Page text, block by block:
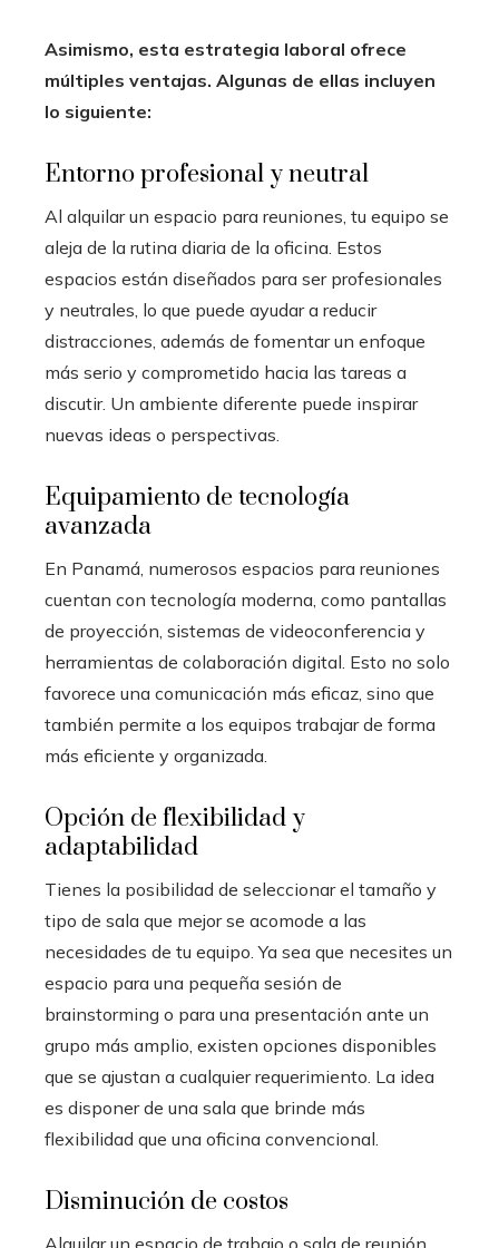
Asimismo, esta estrategia laboral ofrece
múltiples ventajas. Algunas de ellas incluyen
lo siguiente:
Entorno profesional y neutral
Al alquilar un espacio para reuniones, tu equipo se
aleja de la rutina diaria de la oficina. Estos
espacios están diseñados para ser profesionales
y neutrales, lo que puede ayudar a reducir
distracciones, además de fomentar un enfoque
más serio y comprometido hacia las tareas a
discutir. Un ambiente diferente puede inspirar
nuevas ideas o perspectivas.
Equipamiento de tecnología
avanzada
En Panamá, numerosos espacios para reuniones
cuentan con tecnología moderna, como pantallas
de proyección, sistemas de videoconferencia y
herramientas de colaboración digital. Esto no solo
favorece una comunicación más eficaz, sino que
también permite a los equipos trabajar de forma
más eficiente y organizada.
Opción de flexibilidad y
adaptabilidad
Tienes la posibilidad de seleccionar el tamaño y
tipo de sala que mejor se acomode a las
necesidades de tu equipo. Ya sea que necesites un
espacio para una pequeña sesión de
brainstorming o para una presentación ante un
grupo más amplio, existen opciones disponibles
que se ajustan a cualquier requerimiento. La idea
es disponer de una sala que brinde más
flexibilidad que una oficina convencional.
Disminución de costos